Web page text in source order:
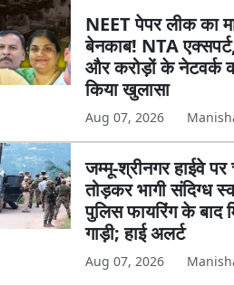
NEET पेपर लीक का
बेनकाब! NTA
और करोड़ों के नेटवर्क
किया खुलासा
Aug 07, 2026
जम्मू-श्रीनगर हाईवे
तोड़कर भागी संदिग्ध
पुलिस फायरिंग के बाद
गाड़ी; हाई अलर्ट
Aug 07, 2026